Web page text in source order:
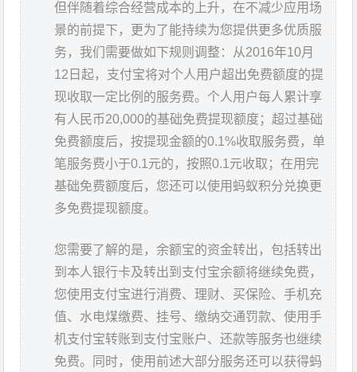
但伴随着综合经营成本的上升，在不减少应用场
景的前提下，更为了能持续为您提供更多优质服
务，我们需要做如下规则调整：从2016年10月
12日起，支付宝将对个人用户超出免费额度的提
现收取一定比例的服务费。个人用户每人累计享
有人民币20,000的基础免费提现额度；超过基础
免费额度后，按提现金额的0.1%收取服务费，单
笔服务费小于0.1元的，按照0.1元收取；在用完
基础免费额度后，您还可以使用蚂蚁积分兑换更
多免费提现额度。
您需要了解的是，余额宝的资金转出，包括转出
到本人银行卡及转出到支付宝余额将继续免费，
您使用支付宝进行消费、理财、买保险、手机充
值、水电煤缴费、挂号、缴纳交通罚款、使用手
机支付宝转账到支付宝账户、还款等服务也继续
免费。同时，使用前述大部分服务还可以获得蚂